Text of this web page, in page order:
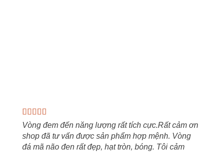
Vòng đem đến năng lượng rất tích cực.Rất cảm ơn
shop đã tư vấn được sản phẩm hợp mệnh. Vòng
đá mã não đen rất đẹp, hạt tròn, bóng. Tôi cảm